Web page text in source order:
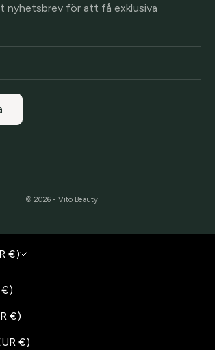
nyhetsbrev för att få exklusiva
© 2026 - Vito Beauty
Finland (EUR €)
Åland (EUR €)
Belgien (EUR €)
Bulgarien (EUR €)